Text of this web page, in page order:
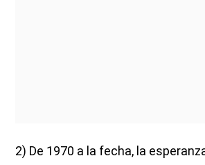
2) De 1970 a la fecha, la